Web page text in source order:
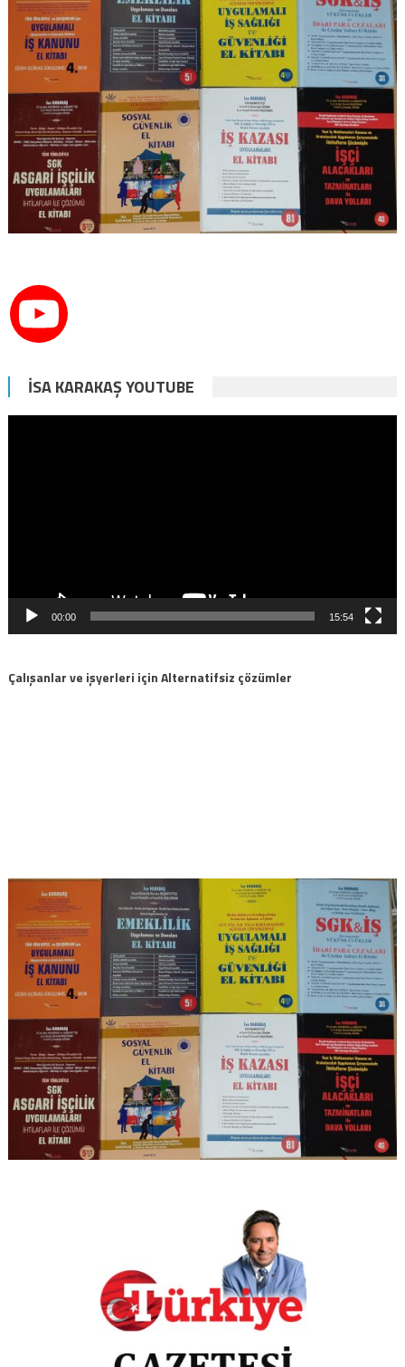
İSA KARAKAŞ YOUTUBE
00:00 15:54
Çalışanlar ve işyerleri için Alternatifsiz çözümler